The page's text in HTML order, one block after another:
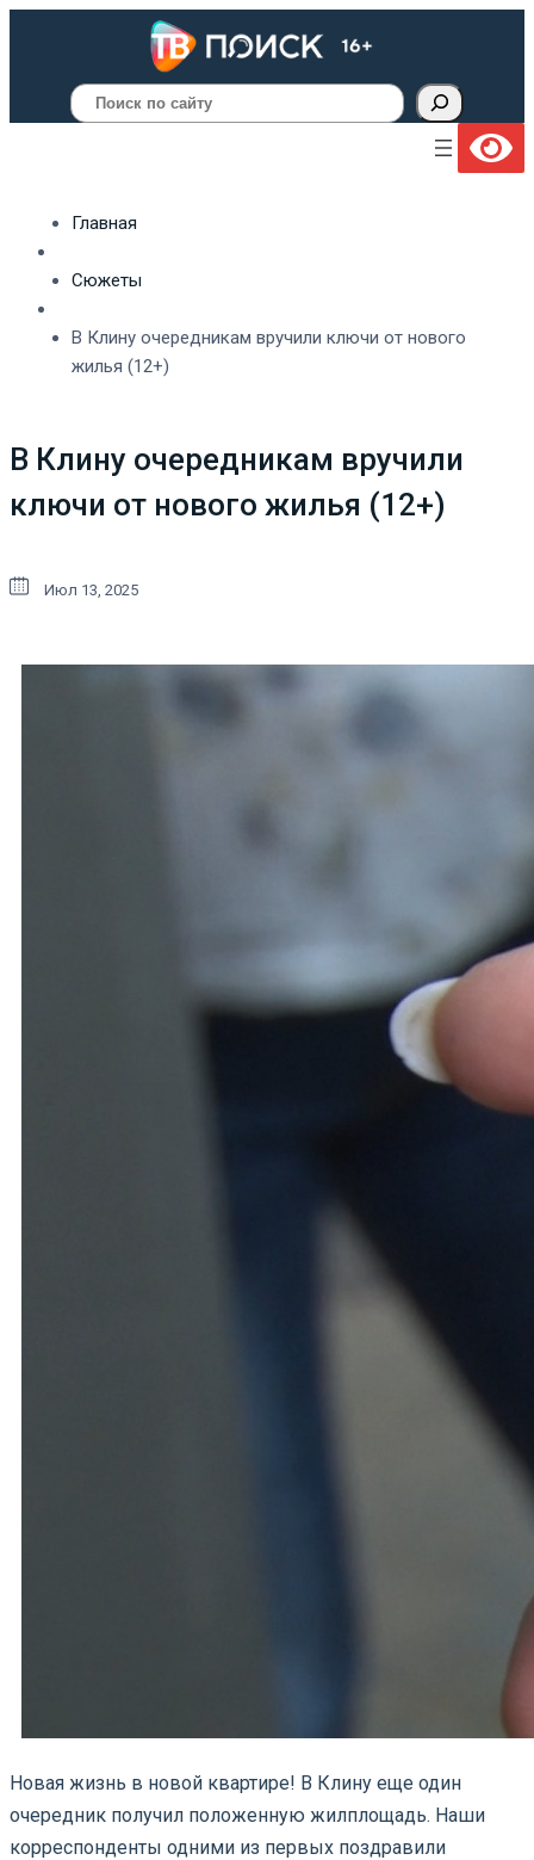
Поиск
Главная
Сюжеты
В Клину очередникам вручили ключи от нового
жилья (12+)
В Клину очередникам вручили
ключи от нового жилья (12+)
Июл 13, 2025
Новая жизнь в новой квартире! В Клину еще один
очередник получил положенную жилплощадь. Наши
корреспонденты одними из первых поздравили